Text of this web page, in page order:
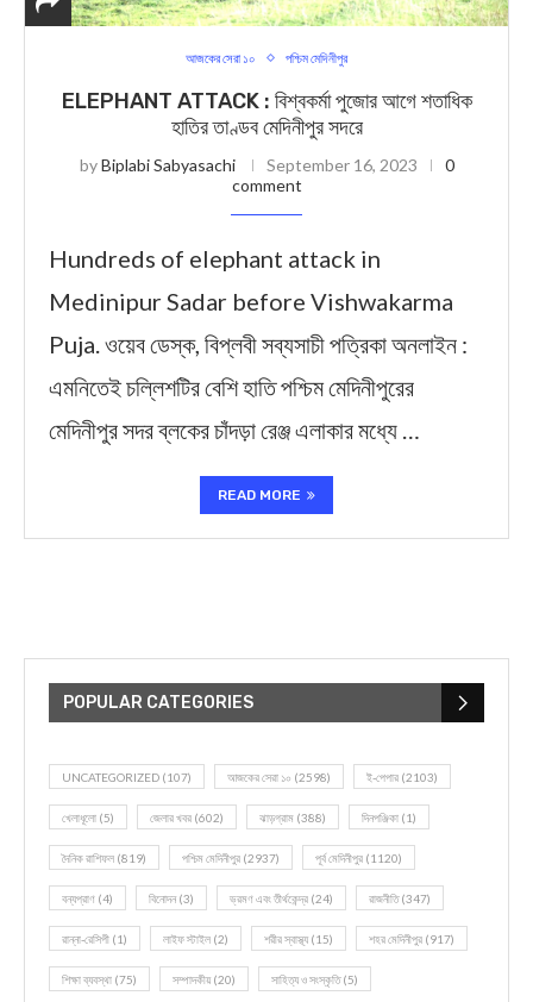
আজকের সেরা ১০ পশ্চিম মেদিনীপুর
ELEPHANT ATTACK : বিশ্বকর্মা পুজোর আগে শতাধিক
হাতির তাণ্ডব মেদিনীপুর সদরে
byBiplabi Sabyasachi September 16, 2023
0
comment
Hundreds of elephant attack in
Medinipur Sadar before Vishwakarma
Puja. ওয়েব ডেস্ক, বিপ্লবী সব্যসাচী পত্রিকা অনলাইন :
এমনিতেই চল্লিশটির বেশি হাতি পশ্চিম মেদিনীপুরের
মেদিনীপুর সদর ব্লকের চাঁদড়া রেঞ্জ এলাকার মধ্যে …
READ MORE
POPULAR CATEGORIES
UNCATEGORIZED (107) আজকের সেরা ১০ (2598) ই-পেপার (2103)
খেলাধূলো (5) জেলার খবর (602) ঝাড়গ্রাম (388) দিনপঞ্জিকা (1)
দৈনিক রাশিফল (819) পশ্চিম মেদিনীপুর (2937) পূর্ব মেদিনীপুর (1120)
বন্যপ্রাণ (4) বিনোদন(3) ভ্রমণ এবং তীর্থকেন্দ্র (24) রাজনীতি(347)
রান্না-রেসিপী (1) লাইফ স্টাইল (2) শরীর স্বাস্থ্য (15) শহর মেদিনীপুর (917)
শিক্ষা ব্যবস্থা (75) সম্পাদকীয় (20) সাহিত্য ও সংস্কৃতি(5)